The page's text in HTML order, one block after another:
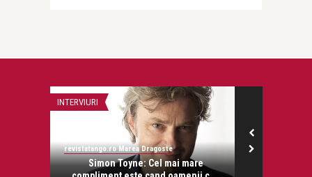
INTERVIURI
revistatango.ro Marea Dragoste
Simon Toyne: Cel mai mare